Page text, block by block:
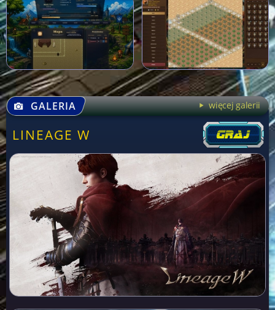
GALERIA więcej galerii
LINEAGE W